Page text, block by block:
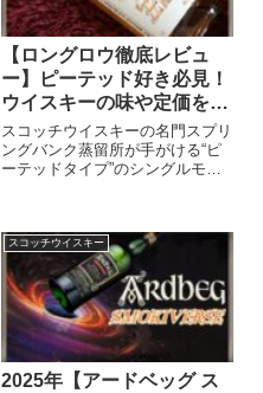
【ロングロウ徹底レビュ
ー】ピーテッド好き必見！
ウイスキーの味や定価をコ
スパで評価
スコッチウイスキーの名門スプリ
ングバンク蒸留所が手がける“ピ
ーテッドタイプ”のシングルモル
人気を誇る銘柄。その味わいは、
しっ...
スコッチウイスキー
2025年【アードベッグ ス